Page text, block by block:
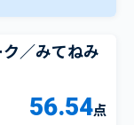
／みてねみ
56.54点